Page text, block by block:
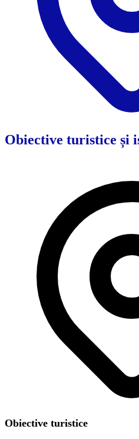
Obiective turistice și
Obiective turistice